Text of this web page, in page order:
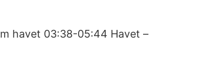
havet 03:38-05:44 Havet –